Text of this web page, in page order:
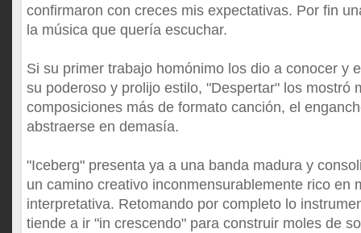
confirmaron con creces mis expectativas. Por fin
la música que quería escuchar.
Si su primer trabajo homónimo los dio a conocer y
su poderoso y prolijo estilo, "Despertar" los mostró
composiciones más de formato canción, el
abstraerse en demasía.
"Iceberg" presenta ya a una banda madura y
un camino creativo inconmensurablemente rico en
interpretativa. Retomando por completo lo
tiende a ir "in crescendo" para construir moles de